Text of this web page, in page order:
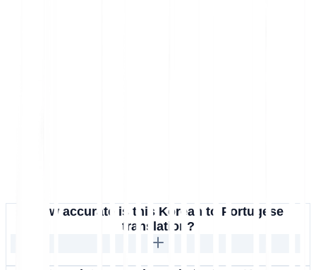
How accurate is this Korean to Portugese
translation?